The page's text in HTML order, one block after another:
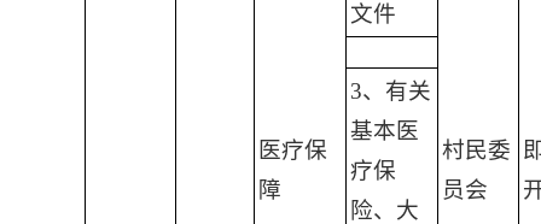
医疗保
障
村民委
员会
文件
3、有关
基本医
疗保
险、大